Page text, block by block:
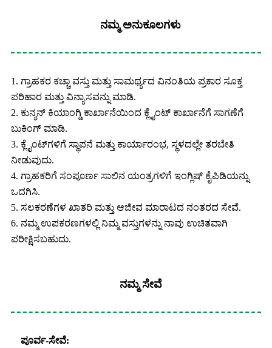
ನಮ್ಮ ಅನುಕೂಲಗಳು
1. ಗ್ರಾಹಕರ ಕಚ್ಚಾ ವಸ್ತು ಮತ್ತು ಸಾಮರ್ಥ್ಯದ ವಿನಂತಿಯ ಪ್ರಕಾರ ಸೂಕ್ತ
ಪರಿಹಾರ ಮತ್ತು ವಿನ್ಯಾಸವನ್ನು ಮಾಡಿ.
2. ಕುನ್ಶನ್ ಕಿಯಾಂಗ್ಡಿ ಕಾರ್ಖಾನೆಯಿಂದ ಕ್ಲೈಂಟ್ ಕಾರ್ಖಾನೆಗೆ ಸಾಗಣೆಗೆ
ಬುಕಿಂಗ್ ಮಾಡಿ.
3. ಕ್ಲೈಂಟ್‌ಗಳಿಗೆ ಸ್ಥಾಪನೆ ಮತ್ತು ಕಾರ್ಯಾರಂಭ, ಸ್ಥಳದಲ್ಲೇ ತರಬೇತಿ
ನೀಡುವುದು.
4. ಗ್ರಾಹಕರಿಗೆ ಸಂಪೂರ್ಣ ಸಾಲಿನ ಯಂತ್ರಗಳಿಗೆ ಇಂಗ್ಲಿಷ್ ಕೈಪಿಡಿಯನ್ನು
ಒದಗಿಸಿ.
5. ಸಲಕರಣೆಗಳ ಖಾತರಿ ಮತ್ತು ಆಜೀವ ಮಾರಾಟದ ನಂತರದ ಸೇವೆ.
6. ನಮ್ಮ ಉಪಕರಣಗಳಲ್ಲಿ ನಿಮ್ಮ ವಸ್ತುಗಳನ್ನು ನಾವು ಉಚಿತವಾಗಿ
ಪರೀಕ್ಷಿಸಬಹುದು.
ನಮ್ಮ ಸೇವೆ
ಪೂರ್ವ-ಸೇವೆ: